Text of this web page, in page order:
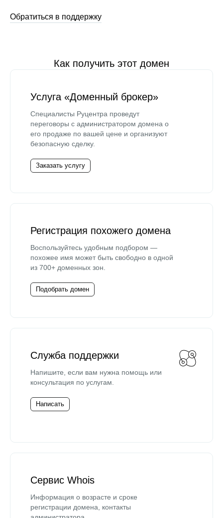
Обратиться в поддержку
Как получить этот домен
Услуга «Доменный брокер»
Специалисты Руцентра проведут
переговоры с администратором домена о
его продаже по вашей цене и организуют
безопасную сделку.
Заказать услугу
Регистрация похожего домена
Воспользуйтесь удобным подбором —
похожее имя может быть свободно в одной
из 700+ доменных зон.
Подобрать домен
Служба поддержки
Напишите, если вам нужна помощь или
консультация по услугам.
Написать
Сервис Whois
Информация о возрасте и сроке
регистрации домена, контакты